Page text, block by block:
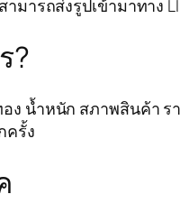
มารถส่งรูปเข้ามาทาง
?
อง น้ำหนัก สภาพสินค้
ครั้ง